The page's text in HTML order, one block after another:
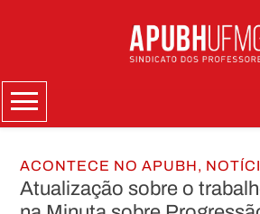
Menu
ACONTECE NO APUBH,
Atualização sobre o